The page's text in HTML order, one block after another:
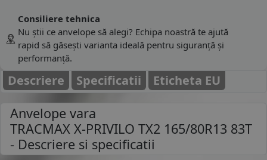
Consiliere tehnica
Nu știi ce anvelope să alegi? Echipa noastră te ajută
rapid să găsești varianta ideală pentru siguranță și
performanță.
Descriere Specificatii Eticheta EU
Anvelope vara
TRACMAX X-PRIVILO TX2 165/80R13 83T
- Descriere si specificatii